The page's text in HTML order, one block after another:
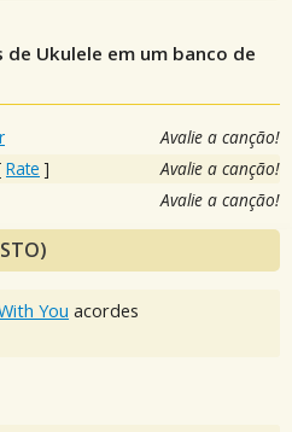
de Ukulele em um banco de
Avalie a canção!
Rate ] Avalie a canção!
Avalie a canção!
You acordes